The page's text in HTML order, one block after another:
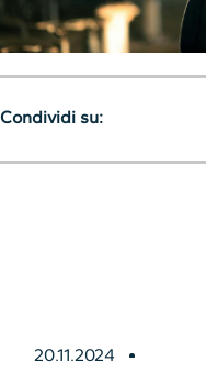
20.11.2024
Condividi su: